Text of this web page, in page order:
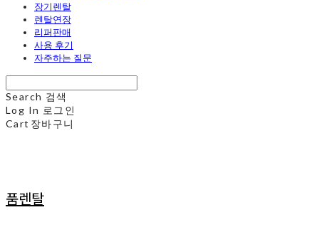
장기렌탈
렌탈연장
리퍼판매
사용 후기
자주하는 질문
Search 검색
Log In 로그인
Cart 장바구니
품렌탈